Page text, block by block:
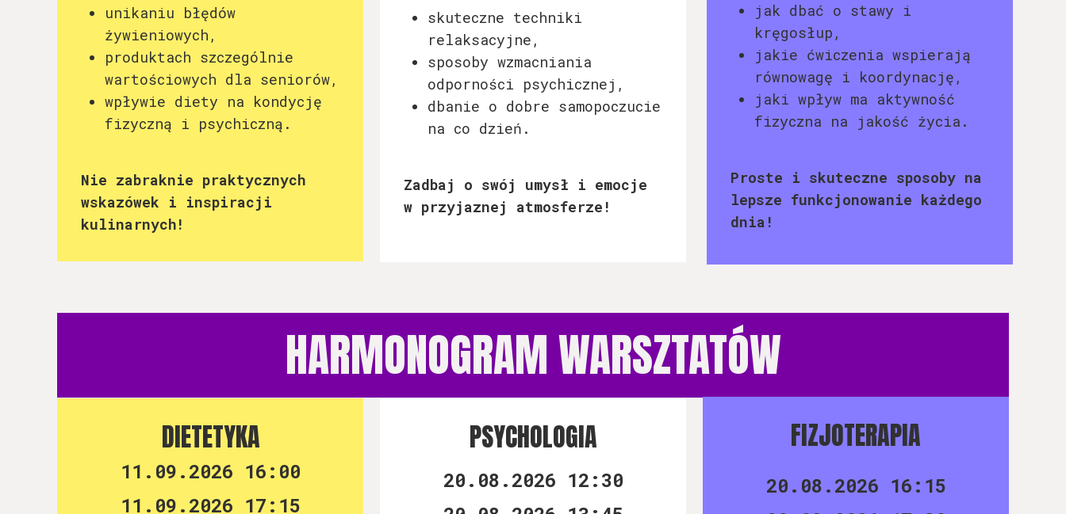
DIETETYKA
11.09.2026 16:00
11.09.2026 17:15
PSYCHOLOGIA
20.08.2026 12:30
FIZJOTERAPIA
20.08.2026 16:15
unikaniu błędów
żywieniowych,
produktach szczególnie
wartościowych dla seniorów,
wpływie diety na kondycję
fizyczną i psychiczną.
Nie zabraknie praktycznych
wskazówek i inspiracji
kulinarnych!
skuteczne techniki
relaksacyjne,
sposoby wzmacniania
odporności psychicznej,
dbanie o dobre samopoczucie
na co dzień.
Zadbaj o swój umysł i emocje
w przyjaznej atmosferze!
jak dbać o stawy i
kręgosłup,
jakie ćwiczenia wspierają
równowagę i koordynację,
jaki wpływ ma aktywność
fizyczna na jakość życia.
Proste i skuteczne sposoby na
lepsze funkcjonowanie każdego
dnia!
HARMONOGRAM WARSZTATÓW